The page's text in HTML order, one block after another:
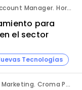
Fernando Martínez. Head of Key Account Manager. Hornetsecurity.
para
el sector
Tecnologías
Matías Tejedor Marco. Director de Marketing. Croma Pharma Iberia.